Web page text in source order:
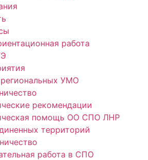
работа
региональных УМО
рекомендации
помощь ОО СПО ЛНР
территорий
работа в СПО